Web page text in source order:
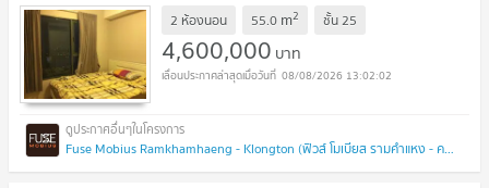
2 ห้องนอน 55.0 m2 ชั้น25
4,600,000 บาท
08/08/2026 13:02:02
Fuse Mobius Ramkhamhaeng - Klongton (ฟิวส์ โมเบียส รามคำแหง - คลองตัน)